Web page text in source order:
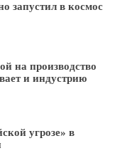
запустил в космос
на производство
и индустрию
угрозе» в